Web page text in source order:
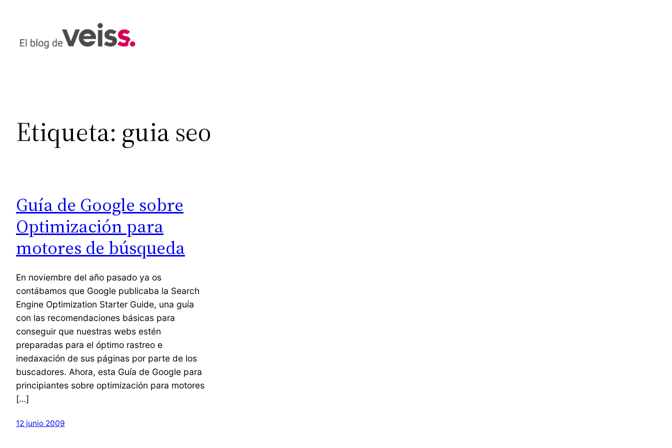
Etiqueta: guia seo
Guía de Google sobre
Optimización para
motores de búsqueda
En noviembre del año pasado ya os
contábamos que Google publicaba la Search
Engine Optimization Starter Guide, una guía
con las recomendaciones básicas para
conseguir que nuestras webs estén
preparadas para el óptimo rastreo e
inedaxación de sus páginas por parte de los
buscadores. Ahora, esta Guía de Google para
principiantes sobre optimización para motores
[…]
12 junio 2009